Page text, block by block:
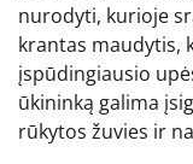
nurodyti, kurioje
krantas maudytis,
įspūdingiausio
ūkininką galima
rūkytos žuvies ir